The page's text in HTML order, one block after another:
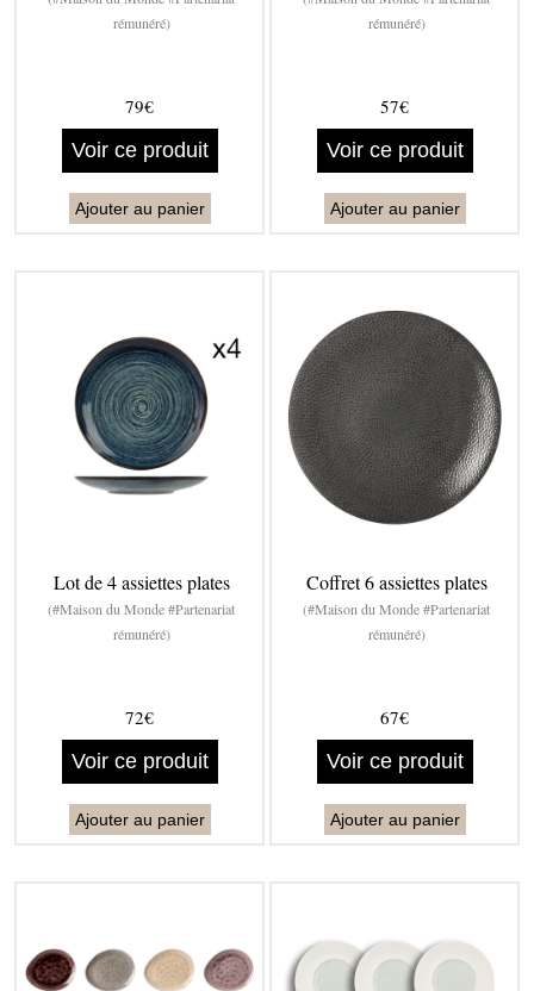
rémunéré)
79€
Voir ce produit
Ajouter au panier
rémunéré)
57€
Voir ce produit
Ajouter au panier
Lot de 4 assiettes plates
(#Maison du Monde #Partenariat
rémunéré)
72€
Voir ce produit
Ajouter au panier
Coffret 6 assiettes plates
(#Maison du Monde #Partenariat
rémunéré)
67€
Voir ce produit
Ajouter au panier